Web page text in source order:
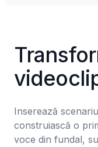
Inserează
construiască o
voce din fundal,